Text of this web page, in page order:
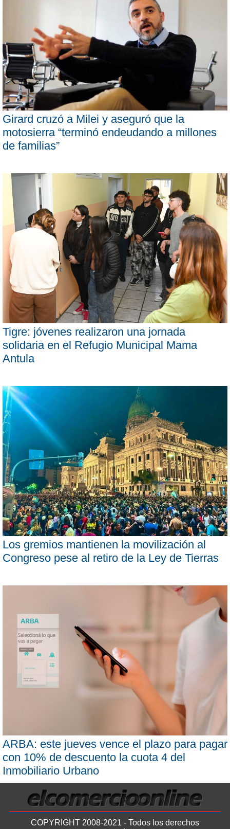
Girard cruzó a Milei y aseguró que la
motosierra “terminó endeudando a millones
de familias”
Tigre: jóvenes realizaron una jornada
solidaria en el Refugio Municipal Mama
Antula
Los gremios mantienen la movilización al
Congreso pese al retiro de la Ley de Tierras
ARBA: este jueves vence el plazo para pagar
con 10% de descuento la cuota 4 del
Inmobiliario Urbano
COPYRIGHT 2008-2021 - Todos los derechos